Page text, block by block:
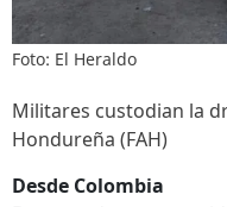
Foto: El Heraldo
Militares custodian la
Hondureña (FAH)
Desde Colombia